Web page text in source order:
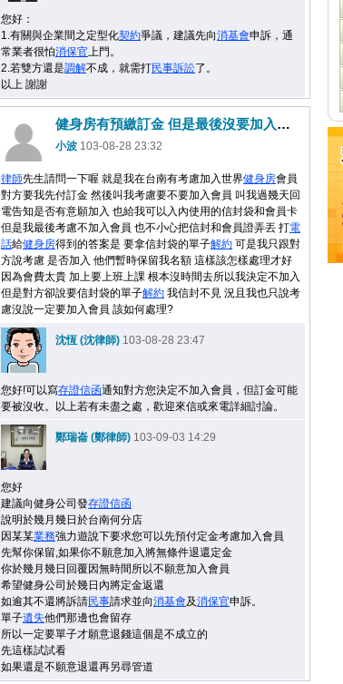
您好：
1.有關與企業間之定型化契約爭議，建議先向消基會申訴，通
常業者很怕消保官上門。
2.若雙方還是調解不成，就需打民事訴訟了。
以上 謝謝
健身房有預繳訂金 但是最後沒要加入會員
小波 103-08-28 23:32
律師先生請問一下喔 就是我在台南有考慮加入世界健身房會員
對方要我先付訂金 然後叫我考慮要不要加入會員 叫我過幾天回
電告知是否有意願加入 也給我可以入內使用的信封袋和會員卡
但是我最後考慮不加入會員 也不小心把信封和會員證弄丟 打電
話給健身房得到的答案是 要拿信封袋的單子解約 可是我只跟對
方說考慮 是否加入 他們暫時保留我名額 這樣該怎樣處理才好
因為會費太貴 加上要上班上課 根本沒時間去所以我決定不加入
但是對方卻說要信封袋的單子解約 我信封不見 況且我也只說考
慮沒說一定要加入會員 該如何處理?
沈恆 (沈律師) 103-08-28 23:47
您好!可以寫存證信函通知對方您決定不加入會員，但訂金可能
要被沒收。以上若有未盡之處，歡迎來信或來電詳細討論。
鄭瑞崙 (鄭律師) 103-09-03 14:29
您好
建議向健身公司發存證信函
說明於幾月幾日於台南何分店
因某某業務強力遊說下要求您可以先預付定金考慮加入會員
先幫你保留,如果你不願意加入將無條件退還定金
你於幾月幾日回覆因無時間所以不願意加入會員
希望健身公司於幾日內將定金返還
如逾其不還將訴請民事請求並向消基會及消保官申訴。
單子遺失他們那邊也會留存
所以一定要單子才願意退錢這個是不成立的
先這樣試試看
如果還是不願意退還再另尋管道